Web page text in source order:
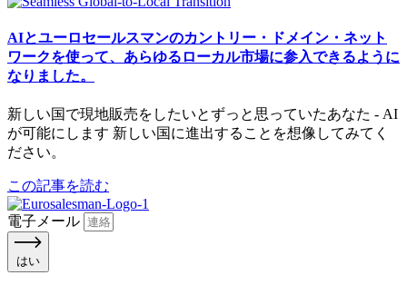
AIとユーロセールスマンのカントリー・ドメイン・ネット
ワークを使って、あらゆるローカル市場に参入できるように
なりました。
新しい国で現地販売をしたいとずっと思っていたあなた - AI
が可能にします 新しい国に進出することを想像してみてく
ださい。
この記事を読む
電子メール
はい